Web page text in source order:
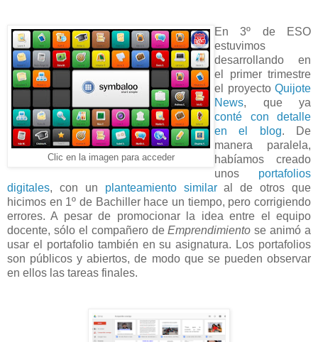
Clic en la imagen para acceder
En 3º de ESO
estuvimos
desarrollando en
el primer trimestre
el proyecto Quijote
News, que ya
conté con detalle
en el blog. De
manera paralela,
habíamos creado
unos portafolios
digitales, con un planteamiento similaral de otros que
hicimos en 1º de Bachiller hace un tiempo, pero corrigiendo
errores. A pesar de promocionar la idea entre el equipo
docente, sólo el compañero deEmprendimiento se animó a
usar el portafolio también en su asignatura. Los portafolios
son públicos y abiertos, de modo que se pueden observar
en ellos las tareas finales.